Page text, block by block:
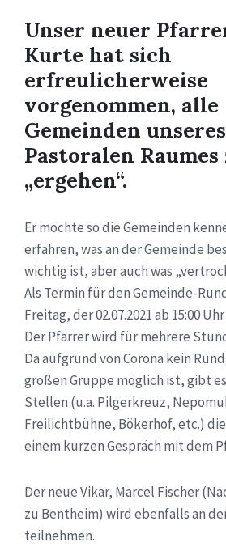
Unser neuer
Kurte hat sich
erfreulicherweise
vorgenommen, alle
Gemeinden unseres
Pastoralen Raumes
„ergehen“.
Er möchte so die Gemeinden
erfahren, was an der Gemeinde
wichtig ist, aber auch was
Als Termin für den Gemeinde-
Freitag, der 02.07.2021 ab 15:00
Der Pfarrer wird für mehrere
Da aufgrund von Corona kein
großen Gruppe möglich ist, gibt
Stellen (u.a. Pilgerkreuz,
Freilichtbühne, Bökerhof, etc.)
einem kurzen Gespräch mit dem
Der neue Vikar, Marcel Fischer
zu Bentheim) wird ebenfalls an
teilnehmen.